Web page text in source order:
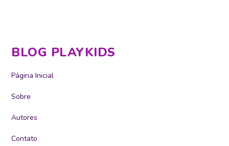
BLOG PLAYKIDS
Página Inicial
Sobre
Autores
Contato